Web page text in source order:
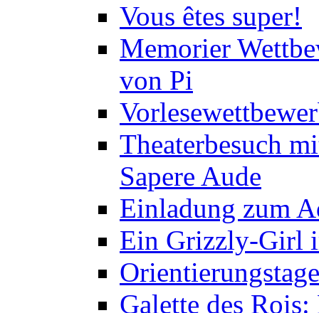
Vous êtes super!
Memorier
von Pi
Theaterbesuch
Sapere Aude
Einladung zum
Ein Grizzly-Girl
Galette des